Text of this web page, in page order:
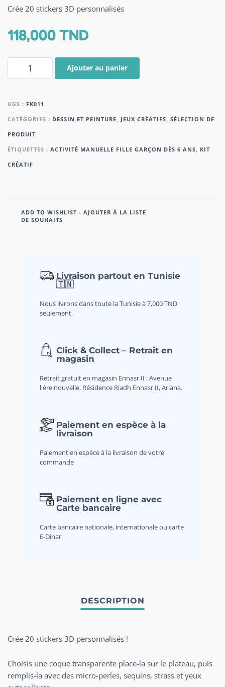
Crée 20 stickers 3D personnalisés
118,000TND
Ajouter au panier
UGS : FK011
CATÉGORIES : DESSIN ET PEINTURE JEUX CRÉATIFS SÉLECTION DE
PRODUIT
ÉTIQUETTES : ACTIVITÉ MANUELLE FILLE GARÇON DÈS 6 ANS
KIT
CRÉATIF
ADD TO WISHLIST - AJOUTER À LA LISTE
DE SOUHAITS
Livraison partout en Tunisie
🇹🇳
Nous livrons dans toute la Tunisie à 7,000 TND
seulement.
Click & Collect – Retrait en
magasin
Retrait gratuit en magasin Ennasr II : Avenue
l'ère nouvelle, Résidence Riadh Ennasr II, Ariana.
Paiement en espèce à la
livraison
Paiement en espèce à la livraison de votre
commande
Paiement en ligne avec
Carte bancaire
Carte bancaire nationale, internationale ou carte
E-Dinar.
Crée 20 stickers 3D personnalisés !
Choisis une coque transparente place-la sur le plateau, puis
remplis-la avec des micro-perles, sequins, strass et yeux